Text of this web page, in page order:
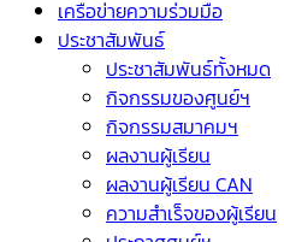
เครือข่ายความร่วมมือ
ประชาสัมพันธ์
ประชาสัมพันธ์ทั้งหมด
กิจกรรมของศูนย์ฯ
กิจกรรมสมาคมฯ
ผลงานผู้เรียน
ผลงานผู้เรียน CAN
ความสำเร็จของผู้เรียน